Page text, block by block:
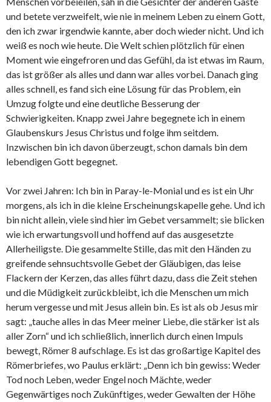
und betete verzweifelt, wie nie in meinem Leben zu einem Gott,
den ich zwar irgendwie kannte, aber doch wieder nicht. Und ich
weiß es noch wie heute. Die Welt schien plötzlich für einen
Moment wie eingefroren und das Gefühl, da ist etwas im Raum,
das ist größer als alles und dann war alles vorbei. Danach ging
alles schnell, es fand sich eine Lösung für das Problem, ein
Umzug folgte und eine deutliche Besserung der
Schwierigkeiten. Knapp zwei Jahre begegnete ich in einem
Glaubenskurs Jesus Christus und folge ihm seitdem.
Inzwischen bin ich davon überzeugt, schon damals bin dem
lebendigen Gott begegnet.
Vor zwei Jahren: Ich bin in Paray-le-Monial und es ist ein Uhr
morgens, als ich in die kleine Erscheinungskapelle gehe. Und ich
bin nicht allein, viele sind hier im Gebet versammelt; sie blicken
wie ich erwartungsvoll und hoffend auf das ausgesetzte
Allerheiligste. Die gesammelte Stille, das mit den Händen zu
greifende sehnsuchtsvolle Gebet der Gläubigen, das leise
Flackern der Kerzen, das alles führt dazu, dass die Zeit stehen
und die Müdigkeit zurückbleibt, ich die Menschen um mich
herum vergesse und mit Jesus allein bin. Es ist als ob Jesus mir
sagt: „tauche alles in das Meer meiner Liebe, die stärker ist als
aller Zorn“ und ich schließlich, innerlich durch einen Impuls
bewegt, Römer 8 aufschlage. Es ist das großartige Kapitel des
Römerbriefes, wo Paulus erklärt: „Denn ich bin gewiss: Weder
Tod noch Leben, weder Engel noch Mächte, weder
Gegenwärtiges noch Zukünftiges, weder Gewalten der Höhe